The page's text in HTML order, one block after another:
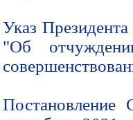
Указ
"Об
Постановление